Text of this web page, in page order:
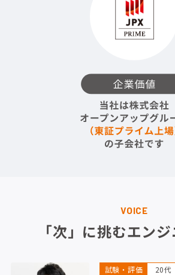
VOICE
「次」に挑むエン
試験・評価 20代